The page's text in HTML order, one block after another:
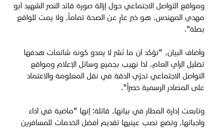
ومواقع التواصل الاجتماعي حول إزالة صورة قائد النصر الشهيد أبو
مهدي المهندس، هو خبر عارٍ عن الصحة تماماً، ولا يمت للواقع
بصلة".
وأضاف البيان، "نؤكد أن ما نُشر لا يعدو كونه شائعات هدفها
تضليل الرأي العام، لذا نهيب بجميع وسائل الإعلام ومواقع
التواصل الاجتماعي تحرّي الدقة في نقل المعلومة والاعتماد
على المصادر الرسمية حصراً".
وتابعت إدارة المطار في بيانها، قائلة: إنها "ماضية في أداء
واجباتها، وتضع نصب عينيها تقديم أفضل الخدمات للمسافرين